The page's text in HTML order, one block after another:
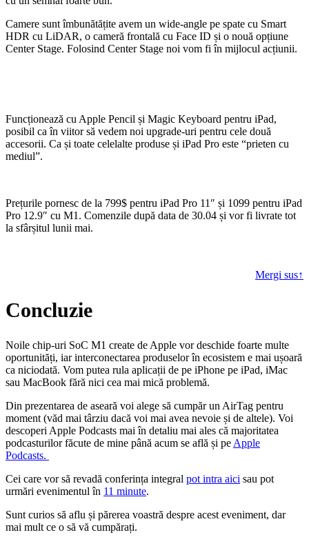
Camere sunt îmbunătățite avem un wide-angle pe spate cu Smart
HDR cu LiDAR, o cameră frontală cu Face ID și o nouă opțiune
Center Stage. Folosind Center Stage noi vom fi în mijlocul acțiunii.
Funcționează cu Apple Pencil și Magic Keyboard pentru iPad,
posibil ca în viitor să vedem noi upgrade-uri pentru cele două
accesorii. Ca și toate celelalte produse și iPad Pro este “prieten cu
mediul”.
Prețurile pornesc de la 799$ pentru iPad Pro 11″ și 1099 pentru iPad
Pro 12.9″ cu M1. Comenzile după data de 30.04 și vor fi livrate tot
la sfârșitul lunii mai.
Mergi sus↑
Concluzie
Noile chip-uri SoC M1 create de Apple vor deschide foarte multe
oportunități, iar interconectarea produselor în ecosistem e mai ușoară
ca niciodată. Vom putea rula aplicații de pe iPhone pe iPad, iMac
sau MacBook fără nici cea mai mică problemă.
Din prezentarea de aseară voi alege să cumpăr un AirTag pentru
moment (văd mai târziu dacă voi mai avea nevoie și de altele). Voi
descoperi Apple Podcasts mai în detaliu mai ales că majoritatea
podcasturilor făcute de mine până acum se află și pe Apple
Podcasts.
Cei care vor să revadă conferința integral pot intra aici sau pot
urmări evenimentul în 11 minute.
Sunt curios să aflu și părerea voastră despre acest eveniment, dar
mai mult ce o să vă cumpărați.